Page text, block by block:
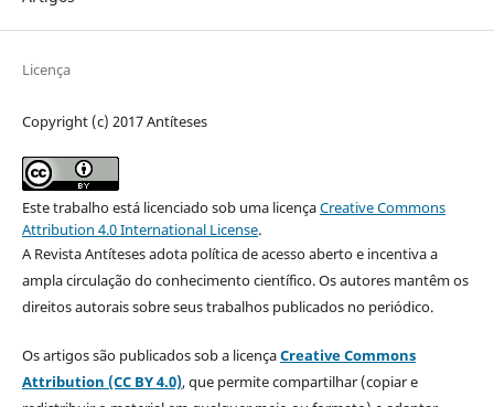
Licença
Copyright (c) 2017 Antíteses
Este trabalho está licenciado sob uma licençaCreative Commons
Attribution 4.0 International License.
A Revista Antíteses adota política de acesso aberto e incentiva a
ampla circulação do conhecimento científico. Os autores mantêm os
direitos autorais sobre seus trabalhos publicados no periódico.
Os artigos são publicados sob a licençaCreative Commons
Attribution (CC BY 4.0), que permite compartilhar (copiar e